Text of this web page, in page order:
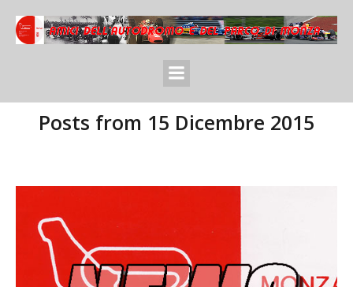
Posts from 15 Dicembre 2015